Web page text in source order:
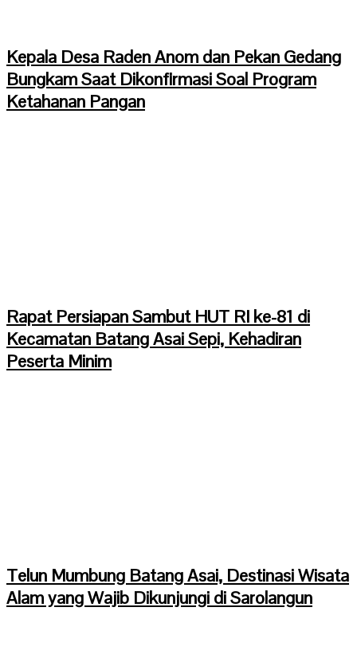
Kepala Desa Raden Anom dan Pekan Gedang
Bungkam Saat Dikonfirmasi Soal Program
Ketahanan Pangan
Rapat Persiapan Sambut HUT RI ke-81 di
Kecamatan Batang Asai Sepi, Kehadiran
Peserta Minim
Telun Mumbung Batang Asai, Destinasi Wisata
Alam yang Wajib Dikunjungi di Sarolangun